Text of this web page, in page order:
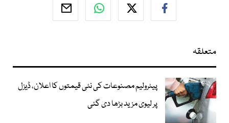
متعلقہ
پیٹرولیم مصنوعات کی نئی قیمتوں کا اعلان، ڈیزل
پر لیوی مزید بڑھا دی گئی